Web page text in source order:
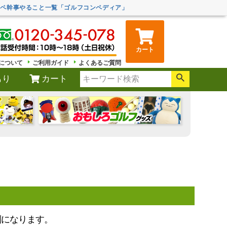
幹事やること一覧「ゴルフコンペディア」
カート
ついて ご利用ガイド よくあるご質問
カート
なります。